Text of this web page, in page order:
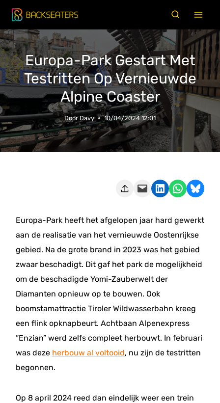
Doorgaan
naar
inhoud
Europa-Park Gestart Met
Testritten Op Vernieuwde
Alpine Coaster
Door Davy 10/04/2024 12:01
Deze pagina e-mailen Delen op LinkedIn Delen via WhatsApp Share on Bluesky
Europa-Park heeft het afgelopen jaar hard gewerkt
aan de realisatie van het vernieuwde Oostenrijkse
gebied. Na de grote brand in 2023 was het gebied
zwaar beschadigt. Dit gaf het park de mogelijkheid
om de beschadigde Yomi-Zauberwelt der
Diamanten opnieuw op te bouwen. Ook
boomstamattractie Tiroler Wildwasserbahn kreeg
een flink opknapbeurt. Achtbaan Alpenexpress
”Enzian” werd zelfs compleet herbouwt. In februari
was deze herbouw al voltooid, nu zijn de testritten
begonnen.
Op 8 april 2024 reed dan eindelijk weer een trein